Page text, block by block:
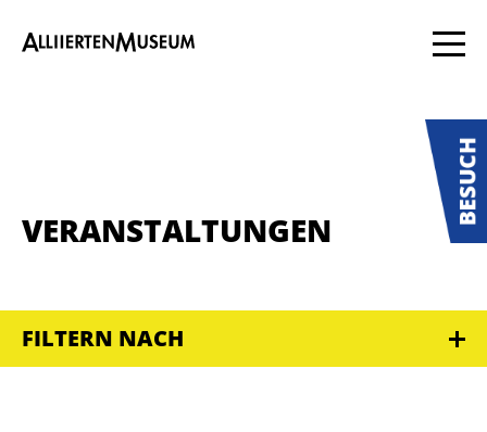
VERANSTALTUNGEN
FILTERN NACH